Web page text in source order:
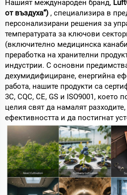
Нашият международен бранд,
от въздуха“) , специализира в
персонализирани решения за
температурата за ключови
(включително медицинска
преработка на хранителни
индустрии. С основни
дехумидифициране, енергийна
работа, нашите продукти са
3C, CQC, CE, GS и ISO9001, което
целия свят да намалят
ефективността и да постигнат